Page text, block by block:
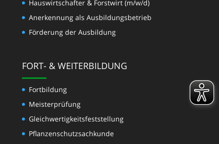
Hauswirtschafter & Forstwirt (m/w/d)
Anerkennung als Ausbildungsbetrieb
Förderung der Ausbildung
FORT- & WEITERBILDUNG
Fortbildung
Meisterprüfung
Gleichwertigkeits­feststellung
Pflanzenschutzsachkunde